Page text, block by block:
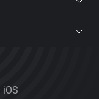
iOS